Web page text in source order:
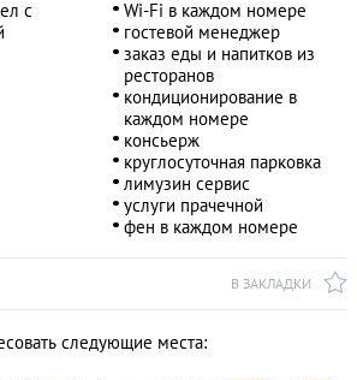
с
Wi-Fi в каждом номере
гостевой менеджер
заказ еды и напитков из
ресторанов
кондиционирование в
каждом номере
консьерж
круглосуточная парковка
лимузин сервис
услуги прачечной
фен в каждом номере
В ЗАКЛАДКИ
следующие места: